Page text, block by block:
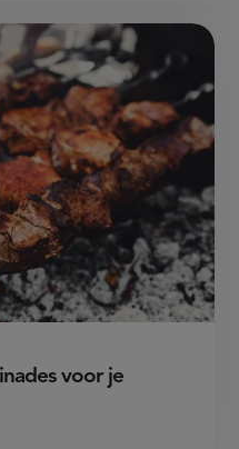
voor je